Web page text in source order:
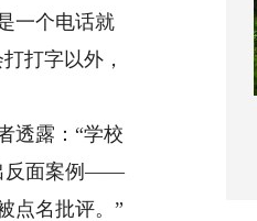
一个电话就
打字以外，
透露：“学校
反面案例——
点名批评。”